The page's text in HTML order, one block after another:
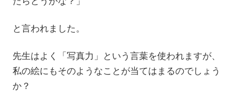
と言われました。
先生はよく「写真力」という言葉を使われますが、
私の絵にもそのようなことが当てはまるのでしょう
か？